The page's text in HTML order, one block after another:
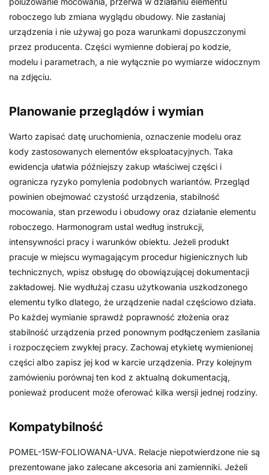
roboczego lub zmiana wyglądu obudowy. Nie zasłaniaj
urządzenia i nie używaj go poza warunkami dopuszczonymi
przez producenta. Części wymienne dobieraj po kodzie,
modelu i parametrach, a nie wyłącznie po wymiarze widocznym
na zdjęciu.
Planowanie przeglądów i wymian
Warto zapisać datę uruchomienia, oznaczenie modelu oraz
kody zastosowanych elementów eksploatacyjnych. Taka
ewidencja ułatwia późniejszy zakup właściwej części i
ogranicza ryzyko pomylenia podobnych wariantów. Przegląd
powinien obejmować czystość urządzenia, stabilność
mocowania, stan przewodu i obudowy oraz działanie elementu
roboczego. Harmonogram ustal według instrukcji,
intensywności pracy i warunków obiektu. Jeżeli produkt
pracuje w miejscu wymagającym procedur higienicznych lub
technicznych, wpisz obsługę do obowiązującej dokumentacji
zakładowej. Nie wydłużaj czasu użytkowania uszkodzonego
elementu tylko dlatego, że urządzenie nadal częściowo działa.
Po każdej wymianie sprawdź poprawność złożenia oraz
stabilność urządzenia przed ponownym podłączeniem zasilania
i rozpoczęciem zwykłej pracy. Zachowaj etykietę wymienionej
części albo zapisz jej kod w karcie urządzenia. Przy kolejnym
zamówieniu porównaj ten kod z aktualną dokumentacją,
ponieważ producent może oferować kilka wersji jednej rodziny.
Kompatybilność
POMEL-15W-FOLIOWANA-UVA. Relacje niepotwierdzone nie są
prezentowane jako zalecane akcesoria ani zamienniki. Jeżeli